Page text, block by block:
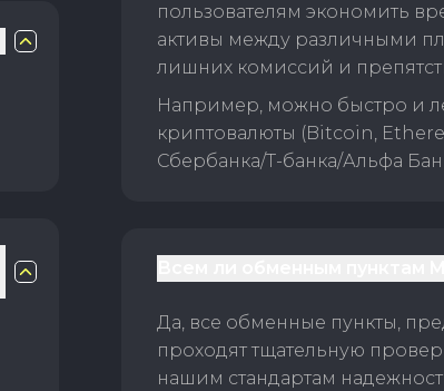
пользователям экономить
активы между различными
лишних комиссий и
Например, можно быстро и
криптовалюты (Bitcoin,
Сбербанка/Т-банка/Альфа
Да, все обменные пункты,
проходят тщательную
нашим стандартам